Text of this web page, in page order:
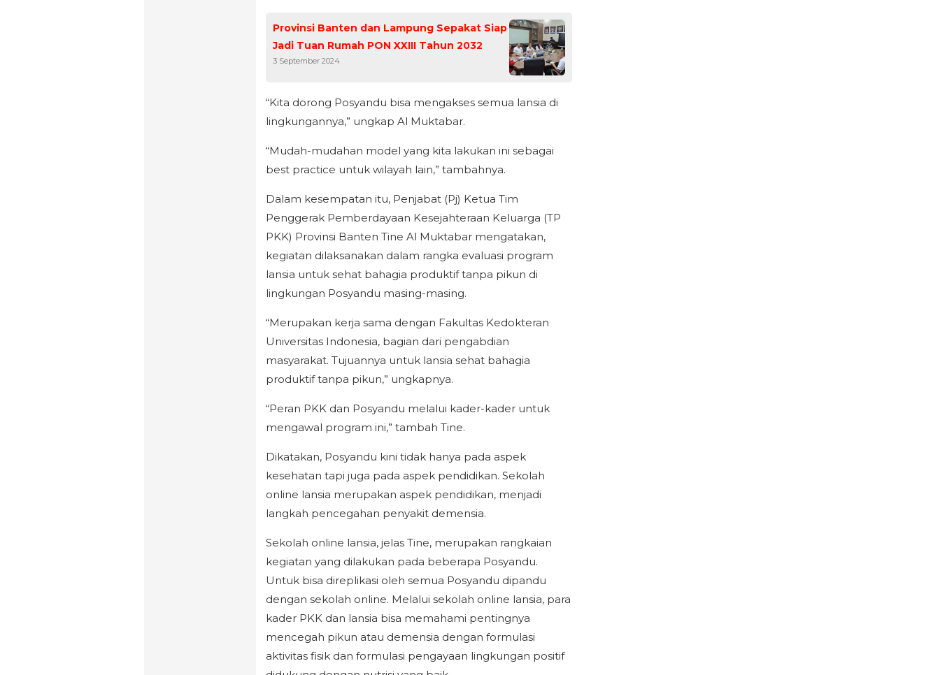
Provinsi Banten dan Lampung Sepakat Siap
Jadi Tuan Rumah PON XXIII Tahun 2032
3 September 2024
“Kita dorong Posyandu bisa mengakses semua lansia di
lingkungannya,” ungkap Al Muktabar.
“Mudah-mudahan model yang kita lakukan ini sebagai
best practice untuk wilayah lain,” tambahnya.
Dalam kesempatan itu, Penjabat (Pj) Ketua Tim
Penggerak Pemberdayaan Kesejahteraan Keluarga (TP
PKK) Provinsi Banten Tine Al Muktabar mengatakan,
kegiatan dilaksanakan dalam rangka evaluasi program
lansia untuk sehat bahagia produktif tanpa pikun di
lingkungan Posyandu masing-masing.
“Merupakan kerja sama dengan Fakultas Kedokteran
Universitas Indonesia, bagian dari pengabdian
masyarakat. Tujuannya untuk lansia sehat bahagia
produktif tanpa pikun,” ungkapnya.
“Peran PKK dan Posyandu melalui kader-kader untuk
mengawal program ini,” tambah Tine.
Dikatakan, Posyandu kini tidak hanya pada aspek
kesehatan tapi juga pada aspek pendidikan. Sekolah
online lansia merupakan aspek pendidikan, menjadi
langkah pencegahan penyakit demensia.
Sekolah online lansia, jelas Tine, merupakan rangkaian
kegiatan yang dilakukan pada beberapa Posyandu.
Untuk bisa direplikasi oleh semua Posyandu dipandu
dengan sekolah online. Melalui sekolah online lansia, para
kader PKK dan lansia bisa memahami pentingnya
mencegah pikun atau demensia dengan formulasi
aktivitas fisik dan formulasi pengayaan lingkungan positif